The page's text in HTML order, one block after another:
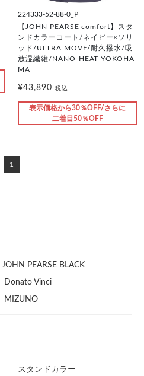
224333-52-88-0_P
【JOHN PEARSE comfort】スタ
ンドカラーコート/ネイビー×ソリ
ッド/ULTRA MOVE/耐久撥水/吸
放湿繊維/NANO-HEAT YOKOHA
MA
¥43,890 税込
表示価格から30％OFF/さらに
二着目50％OFF
1
JOHN PEARSE BLACK
Donato Vinci
MIZUNO
スタンドカラー